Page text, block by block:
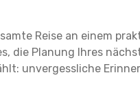
Reise an einem
die Planung Ihres
unvergessliche